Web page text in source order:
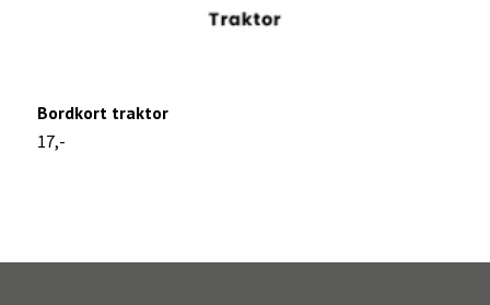
Bordkort traktor
17,-